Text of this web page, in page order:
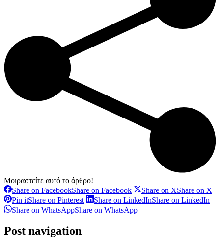
Μοιραστείτε αυτό το άρθρο!
Share on FacebookShare on Facebook Share on XShare on X
Pin itShare on Pinterest Share on LinkedInShare on LinkedIn
Share on WhatsAppShare on WhatsApp
Post navigation